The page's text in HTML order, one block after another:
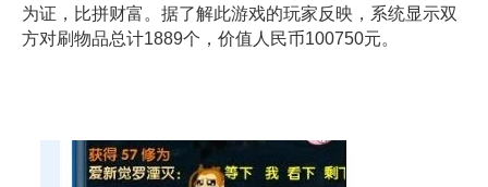
为证，比拼财富。据了解此游戏的玩家反映，系统显示双
方对刷物品总计1889个，价值人民币100750元。